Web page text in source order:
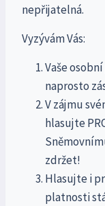
nepřijatelná.
Vyzývám Vás:
Vaše
naprosto
V zájmu
hlasujte
zdržet!
Hlasujte i
platnosti